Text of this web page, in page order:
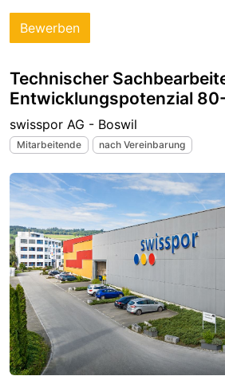
Bewerben
Technischer
Entwicklungspotenzial
swisspor AG - Boswil
Mitarbeitende nach Vereinbarung